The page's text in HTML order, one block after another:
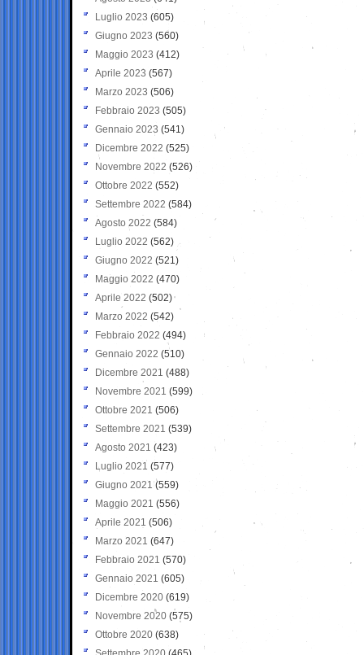
Luglio 2023 (605)
Giugno 2023 (560)
Maggio 2023 (412)
Aprile 2023 (567)
Marzo 2023 (506)
Febbraio 2023 (505)
Gennaio 2023 (541)
Dicembre 2022 (525)
Novembre 2022 (526)
Ottobre 2022 (552)
Settembre 2022 (584)
Agosto 2022 (584)
Luglio 2022 (562)
Giugno 2022 (521)
Maggio 2022 (470)
Aprile 2022 (502)
Marzo 2022 (542)
Febbraio 2022 (494)
Gennaio 2022 (510)
Dicembre 2021 (488)
Novembre 2021 (599)
Ottobre 2021 (506)
Settembre 2021 (539)
Agosto 2021 (423)
Luglio 2021 (577)
Giugno 2021(559)
Maggio 2021 (556)
Aprile 2021 (506)
Marzo 2021 (647)
Febbraio 2021 (570)
Gennaio 2021 (605)
Dicembre 2020 (619)
Novembre 2020 (575)
Ottobre 2020 (638)